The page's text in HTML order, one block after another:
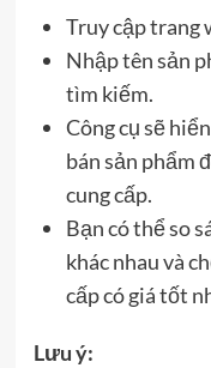
Truy cập trang
Nhập tên sản
tìm kiếm.
Công cụ sẽ
bán sản phẩm
cung cấp.
Bạn có thể so
khác nhau và
cấp có giá tốt
Lưu ý: